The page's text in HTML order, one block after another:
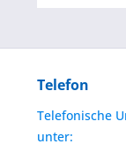
Telefon
Telefonische
unter: